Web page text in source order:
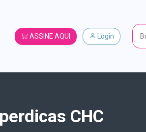
ASSINE AQUI Login
CHC